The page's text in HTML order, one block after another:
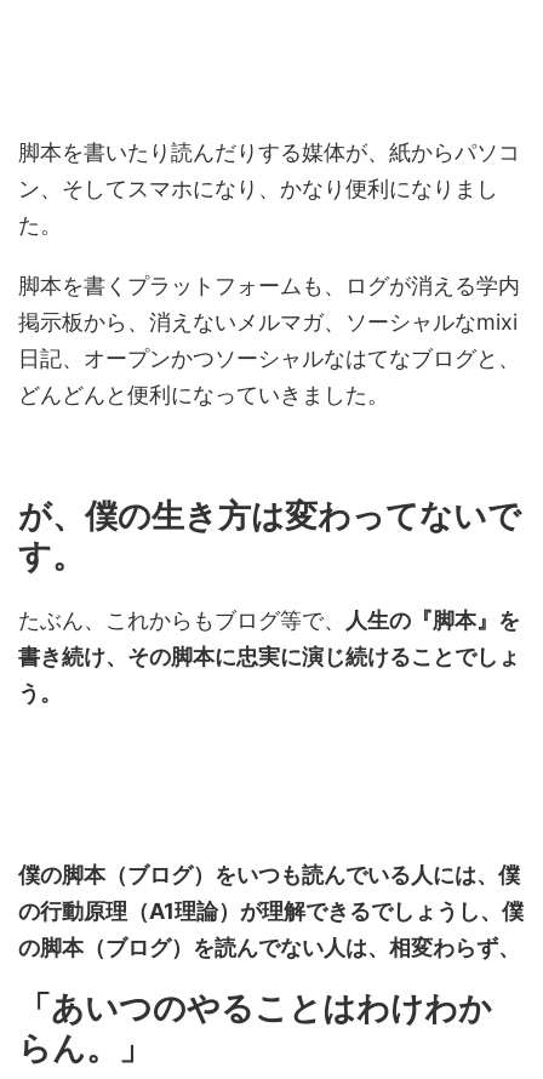
脚本を書いたり読んだりする媒体が、紙からパソコ
ン、そしてスマホになり、かなり便利になりまし
た。
脚本を書くプラットフォームも、ログが消える学内
掲示板から、消えないメルマガ、ソーシャルなmixi
日記、オープンかつソーシャルなはてなブログと、
どんどんと便利になっていきました。
が、僕の生き方は変わってないで
す。
たぶん、これからもブログ等で、
人生の『脚本』を
書き続け、その脚本に忠実に演じ続けることでしょ
う。
僕の脚本（ブログ）をいつも読んでいる人には、僕
の行動原理（A1理論）が理解できるでしょうし、僕
の脚本（ブログ）を読んでない人は、相変わらず、
「あいつのやることはわけわか
らん。」